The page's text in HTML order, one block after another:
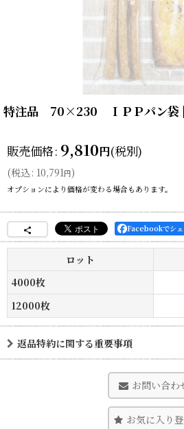
特注品 70×230 ＩＰＰパン袋
販売価格: 9,810円(税別)
(税込: 10,791円)
オプションにより価格が変わる場合もあります。
Facebookでシェ
ロット
4000枚
12000枚
返品特約に関する重要事項
お問い合わ
お気に入り